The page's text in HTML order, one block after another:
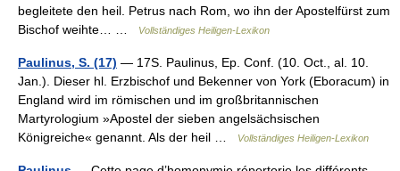
begleitete den heil. Petrus nach Rom, wo ihn der Apostelfürst zum
Bischof weihte… …
Vollständiges Heiligen-Lexikon
Paulinus, S. (17) — 17S. Paulinus, Ep. Conf. (10. Oct., al. 10.
Jan.). Dieser hl. Erzbischof und Bekenner von York (Eboracum) in
England wird im römischen und im großbritannischen
Martyrologium »Apostel der sieben angelsächsischen
Königreiche« genannt. Als der heil …
Vollständiges Heiligen-Lexikon